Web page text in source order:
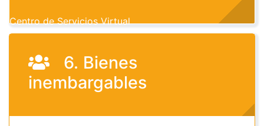
6. Bienes
inembargables
Centro de Servicios Virtual